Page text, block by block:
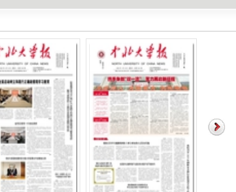
道奖。副校长来志斌、杨风暴出席闭幕式并为获奖团
，将体育精神与兵工血脉、奋进品格深度融合，充分
决心。 未来，学校将持续深化健康校园建设，把赛场
动能，以八十五载薪火传承为根基，以实干笃行、创
发展与“双一流”创建的崭新篇章。
瑜